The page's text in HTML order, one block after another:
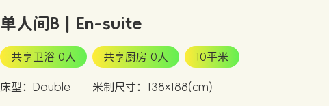
单人间B | En-suite
共享卫浴 0人 共享厨房 0人 10平米
床型：Double 米制尺寸：138×188(cm)